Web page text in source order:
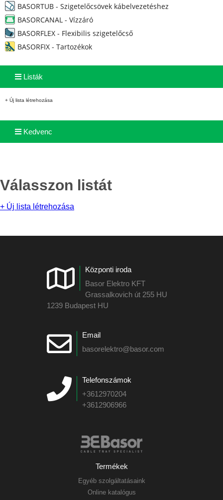
BASORTUB - Szigetelőcsövek kábelvezetéshez
BASORCANAL - Vízzáró
BASORFLEX - Flexibilis szigetelőcső
BASORFIX - Tartozékok
Listák
+ Új lista létrehozása
Kedvenc
Válasszon listát
+ Új lista létrehozása
Központi iroda
Basor Elektro KFT
Grassalkovich út 255 HU
1239 Budapest HU
Email
basorelektro@basor.com
Telefonszámok
+3612970204
+3612906966
Termékek
Egyéb szolgáltatásaink
Online katalógus